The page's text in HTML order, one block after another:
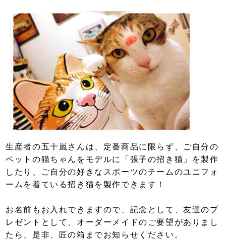
生産者の五十嵐さんは、定番商品に限らず、ご自分の
ペットの猫ちゃんをモデルに「張子の招き猫」を製作
したり、ご自分の好きなスポーツのチームのユニフォ
ームを着ている招き猫を製作できます！
お名前もお入れできますので、記念として、友達のプ
レゼントとして、オーダーメイドのご要望がありまし
たら、是非、匠の箱までお知らせください。